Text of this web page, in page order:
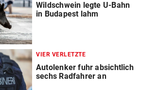
Wildschwein legte U-Bahn
in Budapest lahm
VIER VERLETZTE
Autolenker fuhr absichtlich
sechs Radfahrer an